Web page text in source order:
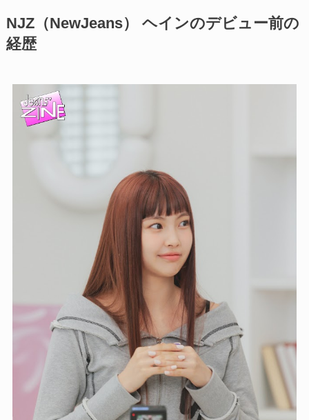
NJZ（NewJeans） ヘインのデビュー前の
経歴